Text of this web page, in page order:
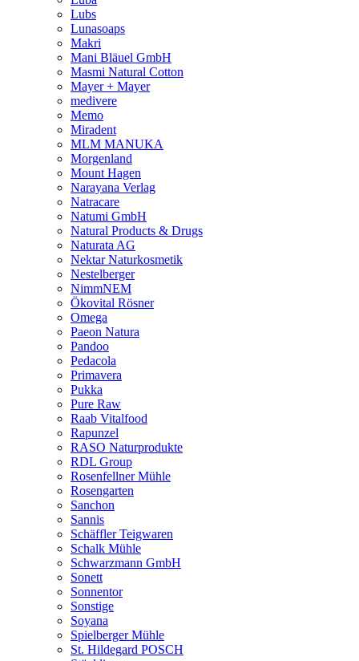
Lubs
Lunasoaps
Makri
Mani Bläuel GmbH
Masmi Natural Cotton
Mayer + Mayer
medivere
Memo
Miradent
MLM MANUKA
Morgenland
Mount Hagen
Narayana Verlag
Natracare
Natumi GmbH
Natural Products & Drugs
Naturata AG
Nektar Naturkosmetik
Nestelberger
NimmNEM
Ökovital Rösner
Omega
Paeon Natura
Pandoo
Pedacola
Primavera
Pukka
Pure Raw
Raab Vitalfood
Rapunzel
RASO Naturprodukte
RDL Group
Rosenfellner Mühle
Rosengarten
Sanchon
Sannis
Schäffler Teigwaren
Schalk Mühle
Schwarzmann GmbH
Sonett
Sonnentor
Sonstige
Soyana
Spielberger Mühle
St. Hildegard POSCH